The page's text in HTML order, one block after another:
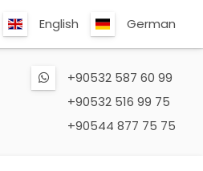
English German
+90532 587 60 99
+90532 516 99 75
+90544 877 75 75